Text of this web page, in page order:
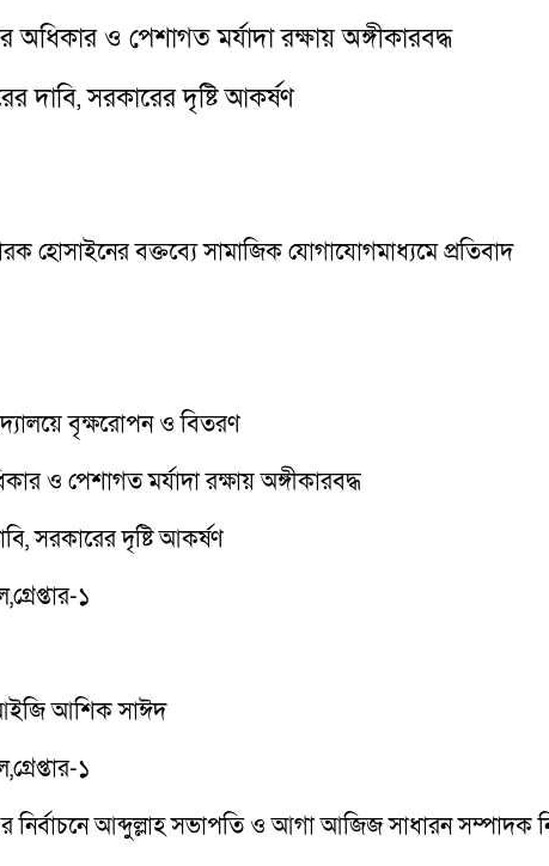
অধিকার ও পেশাগত মর্যাদা রক্ষায় অঙ্গীকারবদ্ধ
দাবি, সরকারের দৃষ্টি আকর্ষণ
হোসাইনের বক্তব্যে সামাজিক যোগাযোগমাধ্যমে প্রতিবাদ
বৃক্ষরোপন ও বিতরণ
ও পেশাগত মর্যাদা রক্ষায় অঙ্গীকারবদ্ধ
সরকারের দৃষ্টি আকর্ষণ
১
আশিক সাঈদ
১
এর নির্বাচনে আব্দুল্লাহ সভাপতি ও আগা আজিজ সাধারন সম্পাদক